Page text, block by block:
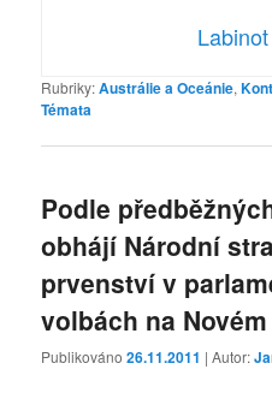
Rubriky:Austrálie a Oceánie,
Témata
Podle
obhájí Národní
prvenství v
volbách na
Publikováno26.11.2011 | Autor: